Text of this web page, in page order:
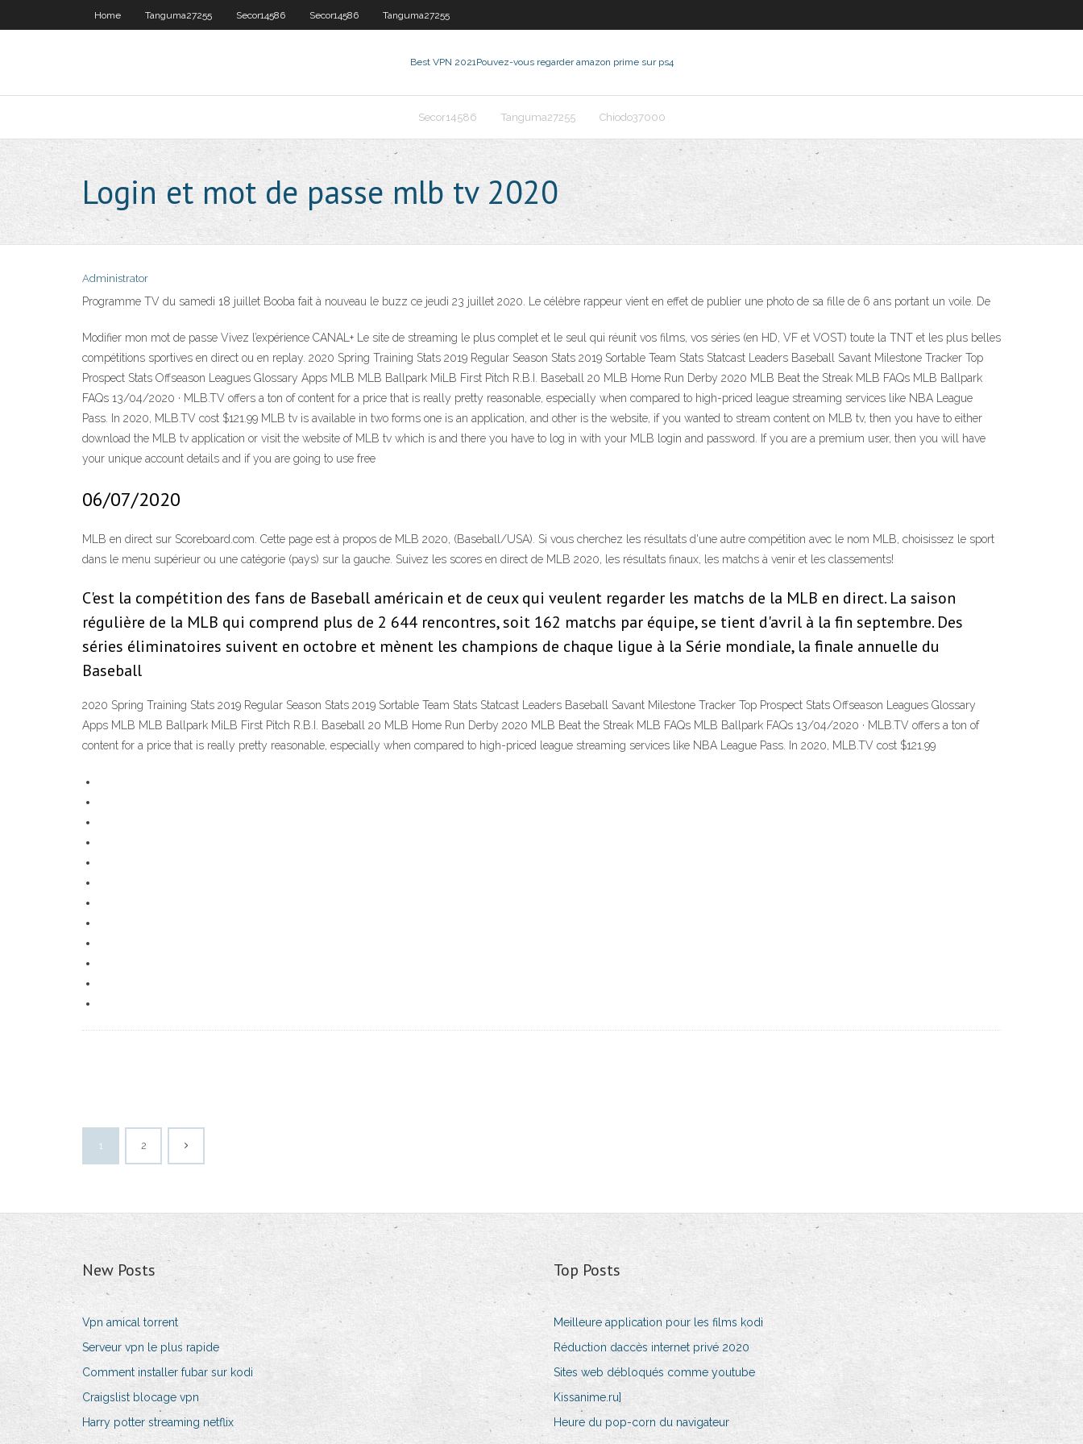
Home Tanguma27255 Secor14586 Secor14586 Tanguma27255
Best VPN 2021Pouvez-vous regarder amazon prime sur ps4
Secor14586 Tanguma27255 Chiodo37000
Login et mot de passe mlb tv 2020
Administrator
Programme TV du samedi 18 juillet Booba fait à nouveau le buzz ce jeudi 23 juillet 2020. Le célèbre rappeur vient en effet de publier une photo de sa fille de 6 ans portant un voile. De
Modifier mon mot de passe Vivez l’expérience CANAL+ Le site de streaming le plus complet et le seul qui réunit vos films, vos séries (en HD, VF et VOST) toute la TNT et les plus belles
compétitions sportives en direct ou en replay. 2020 Spring Training Stats 2019 Regular Season Stats 2019 Sortable Team Stats Statcast Leaders Baseball Savant Milestone Tracker Top
Prospect Stats Offseason Leagues Glossary Apps MLB MLB Ballpark MiLB First Pitch R.B.I. Baseball 20 MLB Home Run Derby 2020 MLB Beat the Streak MLB FAQs MLB Ballpark
FAQs 13/04/2020 · MLB.TV offers a ton of content for a price that is really pretty reasonable, especially when compared to high-priced league streaming services like NBA League
Pass. In 2020, MLB.TV cost $121.99 MLB tv is available in two forms one is an application, and other is the website, if you wanted to stream content on MLB tv, then you have to either
download the MLB tv application or visit the website of MLB tv which is and there you have to log in with your MLB login and password. If you are a premium user, then you will have
your unique account details and if you are going to use free
06/07/2020
MLB en direct sur Scoreboard.com. Cette page est à propos de MLB 2020, (Baseball/USA). Si vous cherchez les résultats d'une autre compétition avec le nom MLB, choisissez le sport
dans le menu supérieur ou une catégorie (pays) sur la gauche. Suivez les scores en direct de MLB 2020, les résultats finaux, les matchs à venir et les classements!
C'est la compétition des fans de Baseball américain et de ceux qui veulent regarder les matchs de la MLB en direct. La saison
régulière de la MLB qui comprend plus de 2 644 rencontres, soit 162 matchs par équipe, se tient d'avril à la fin septembre. Des
séries éliminatoires suivent en octobre et mènent les champions de chaque ligue à la Série mondiale, la finale annuelle du
Baseball
2020 Spring Training Stats 2019 Regular Season Stats 2019 Sortable Team Stats Statcast Leaders Baseball Savant Milestone Tracker Top Prospect Stats Offseason Leagues Glossary
Apps MLB MLB Ballpark MiLB First Pitch R.B.I. Baseball 20 MLB Home Run Derby 2020 MLB Beat the Streak MLB FAQs MLB Ballpark FAQs 13/04/2020 · MLB.TV offers a ton of
content for a price that is really pretty reasonable, especially when compared to high-priced league streaming services like NBA League Pass. In 2020, MLB.TV cost $121.99
1 2
New Posts
Vpn amical torrent
Serveur vpn le plus rapide
Comment installer fubar sur kodi
Craigslist blocage vpn
Harry potter streaming netflix
Top Posts
Meilleure application pour les films kodi
Réduction daccès internet privé 2020
Sites web débloqués comme youtube
Kissanime.ru]
Heure du pop-corn du navigateur